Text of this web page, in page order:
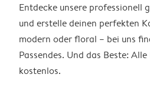
Entdecke unsere professionell
und erstelle deinen perfekten
modern oder floral – bei uns
Passendes. Und das Beste:
kostenlos.